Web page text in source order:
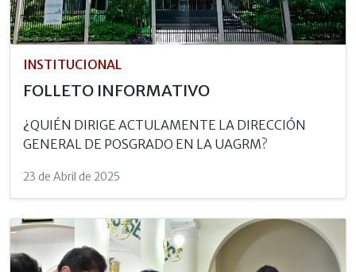
INSTITUCIONAL
FOLLETO INFORMATIVO
¿QUIÉN DIRIGE ACTULAMENTE LA DIRECCIÓN
GENERAL DE POSGRADO EN LA UAGRM?
23 de Abril de 2025